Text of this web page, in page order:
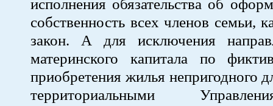
исполнения обязательства об
собственность всех членов семьи,
закон. А для исключения
материнского капитала по
приобретения жилья непригодного
территориальными